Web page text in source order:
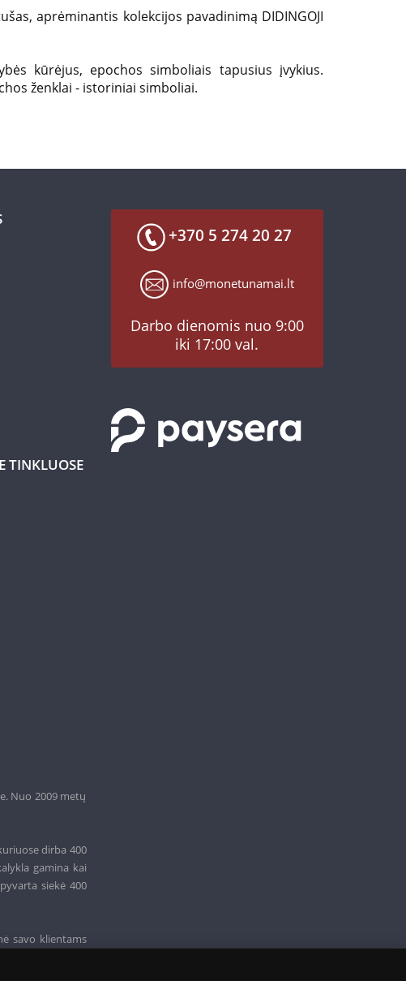
aprėminantis kolekcijos pavadinimą DIDINGOJI
kūrėjus, epochos simboliais tapusius įvykius.
ženklai - istoriniai simboliai.
TINKLUOSE
+370 5 274 20 27
info@monetunamai.lt
Darbo dienomis nuo 9:00
iki 17:00 val.
Nuo 2009 metų
dirba 400
gamina kai
siekė 400
savo klientams